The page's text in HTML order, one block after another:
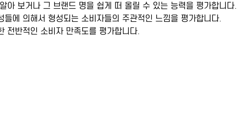
아 보거나 그 브랜드 명을 쉽게 떠 올릴 수 있는 능력을 평가합니다.
들에 의해서 형성되는 소비자들의 주관적인 느낌을 평가합니다.
전반적인 소비자 만족도를 평가합니다.